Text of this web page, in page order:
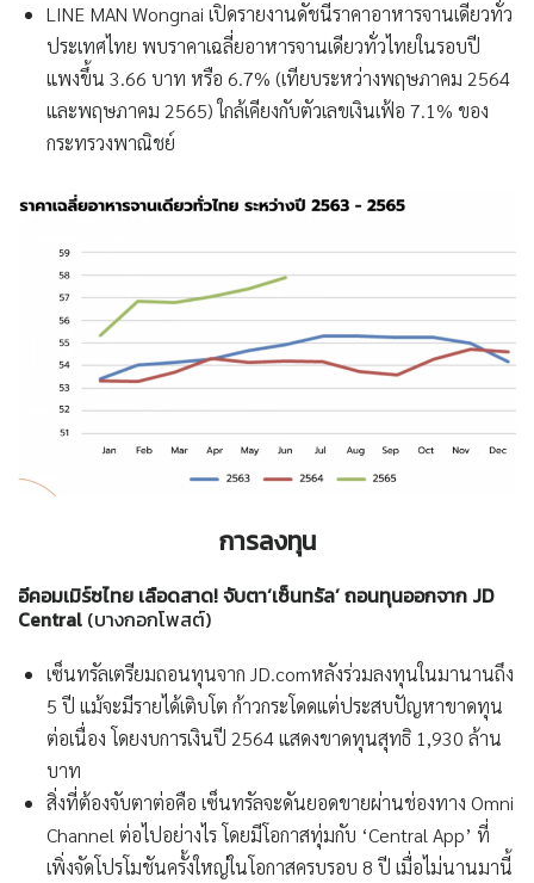
LINE MAN Wongnai เปิดรายงานดัชนีราคาอาหารจานเดียวทั่ว
ประเทศไทย พบราคาเฉลี่ยอาหารจานเดียวทั่วไทยในรอบปี
แพงขึ้น 3.66 บาท หรือ 6.7% (เทียบระหว่างพฤษภาคม 2564
และพฤษภาคม 2565) ใกล้เคียงกับตัวเลขเงินเฟ้อ 7.1% ของ
กระทรวงพาณิชย์
การลงทุน
อีคอมเมิร์ซไทย เลือดสาด! จับตา‘เซ็นทรัล’ ถอนทุนออกจาก JD
Central (บางกอกโพสต์)
เซ็นทรัลเตรียมถอนทุนจาก JD.comหลังร่วมลงทุนในมานานถึง
5 ปี แม้จะมีรายได้เติบโต ก้าวกระโดดแต่ประสบปัญหาขาดทุน
ต่อเนื่อง โดยงบการเงินปี 2564 แสดงขาดทุนสุทธิ 1,930 ล้าน
บาท
สิ่งที่ต้องจับตาต่อคือ เซ็นทรัลจะดันยอดขายผ่านช่องทาง Omni
Channel ต่อไปอย่างไร โดยมีโอกาสทุ่มกับ ‘Central App’ ที่
เพิ่งจัดโปรโมชันครั้งใหญ่ในโอกาสครบรอบ 8 ปี เมื่อไม่นานมานี้